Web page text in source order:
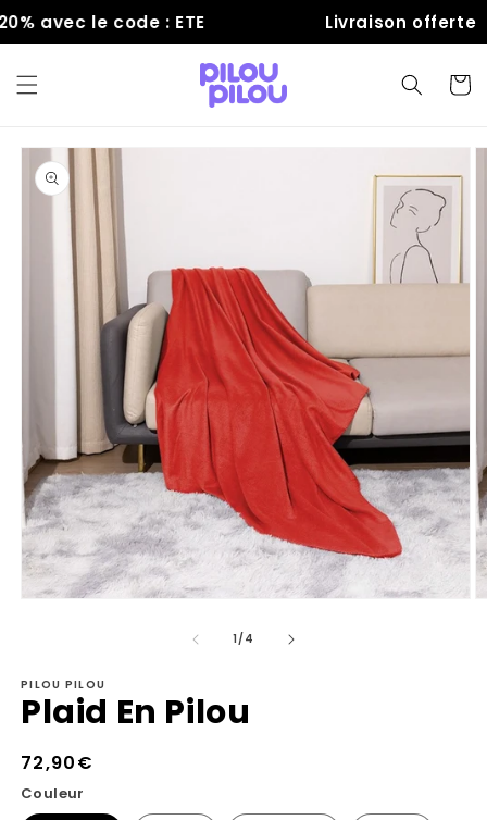
passer
au
avec le code : ETE Livraison offerte
Panier
Passer aux
informations
produits
une
fenêtre
modale
1/de
4
PILOU PILOU
Plaid En Pilou
Prix
habituel
72,90€
Couleur